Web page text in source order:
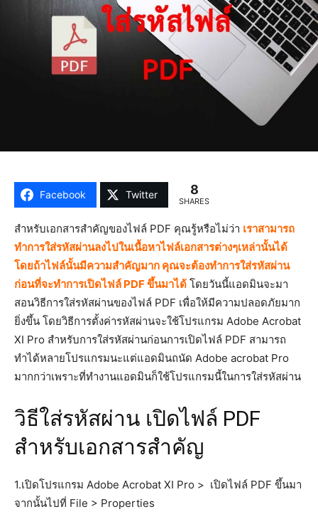
Facebook Twitter 8
SHARES
สำหรับเอกสารสำคัญของไฟล์ PDF คุณรู้หรือไม่ว่า เราสามารถ
ทำการใส่รหัสผ่านลงไปในเนื้อหาไฟล์เอกสารต่างๆเหล่านั้นได้
โดยถ้าไฟล์นั้นมีความสำคัญมาก คุณจะต้องทำการใส่รหัสผ่าน
ก่อนที่จะทำการเปิดไฟล์ PDF ขึ้นมาได้ โดยวันนี้แอดมินจะมา
สอนวิธีการใส่รหัสผ่านของไฟล์ PDF เพื่อให้มีความปลอดภัยมาก
ยิ่งขึ้น โดยวิธีการตั้งค่ารหัสผ่านจะใช้โปรแกรม Adobe Acrobat
XI Pro สำหรับการใส่รหัสผ่านก่อนการเปิดไฟล์ PDF สามารถ
ทำได้หลายโปรแกรมนะแต่แอดมินถนัด Adobe acrobat Pro
มากกว่าเพราะที่ทำงานแอดมินก็ใช้โปรแกรมนี้ในการใส่รหัสผ่าน
วิธีใส่รหัสผ่าน เปิดไฟล์ PDF
สำหรับเอกสารสำคัญ
1.เปิดโปรแกรม Adobe Acrobat XI Pro > เปิดไฟล์ PDF ขึ้นมา
จากนั้นไปที่ File > Properties